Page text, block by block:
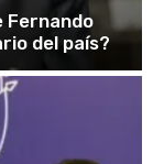
Fernando
del país?